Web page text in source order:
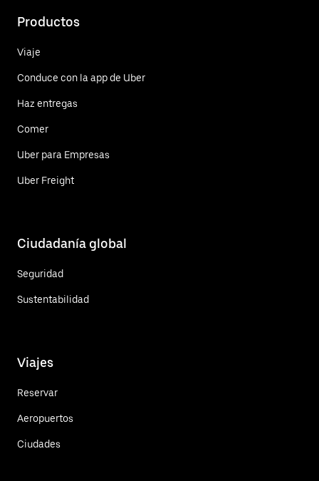
Productos
Viaje
Conduce con la app de Uber
Haz entregas
Comer
Uber para Empresas
Uber Freight
Ciudadanía global
Seguridad
Sustentabilidad
Viajes
Reservar
Aeropuertos
Ciudades